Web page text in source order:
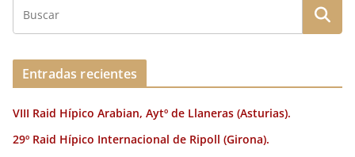
Entradas recientes
VIII Raid Hípico Arabian, Aytº de Llaneras (Asturias).
29º Raid Hípico Internacional de Ripoll (Girona).